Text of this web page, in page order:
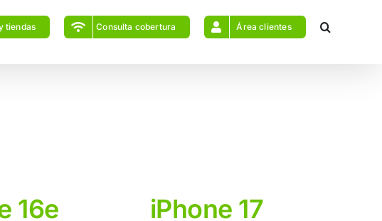
tiendas Consulta cobertura Área clientes
16e iPhone 17